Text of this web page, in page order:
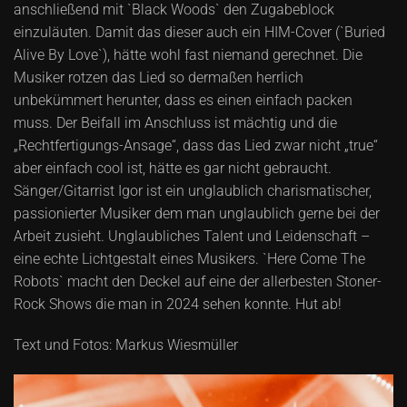
anschließend mit `Black Woods` den Zugabeblock
einzuläuten. Damit das dieser auch ein HIM-Cover (`Buried
Alive By Love`), hätte wohl fast niemand gerechnet. Die
Musiker rotzen das Lied so dermaßen herrlich
unbekümmert herunter, dass es einen einfach packen
muss. Der Beifall im Anschluss ist mächtig und die
„Rechtfertigungs-Ansage“, dass das Lied zwar nicht „true“
aber einfach cool ist, hätte es gar nicht gebraucht.
Sänger/Gitarrist Igor ist ein unglaublich charismatischer,
passionierter Musiker dem man unglaublich gerne bei der
Arbeit zusieht. Unglaubliches Talent und Leidenschaft –
eine echte Lichtgestalt eines Musikers. `Here Come The
Robots` macht den Deckel auf eine der allerbesten Stoner-
Rock Shows die man in 2024 sehen konnte. Hut ab!
Text und Fotos: Markus Wiesmüller